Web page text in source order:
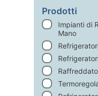
Prodotti
Impianti di
Mano